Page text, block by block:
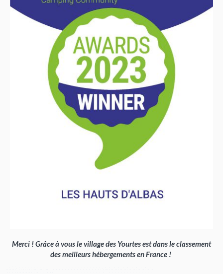
Merci ! Grâce à vous le village des Yourtes est dans le classement
des meilleurs hébergements en France !